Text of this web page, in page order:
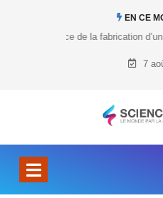
EN CE
Quel est le prix du
7